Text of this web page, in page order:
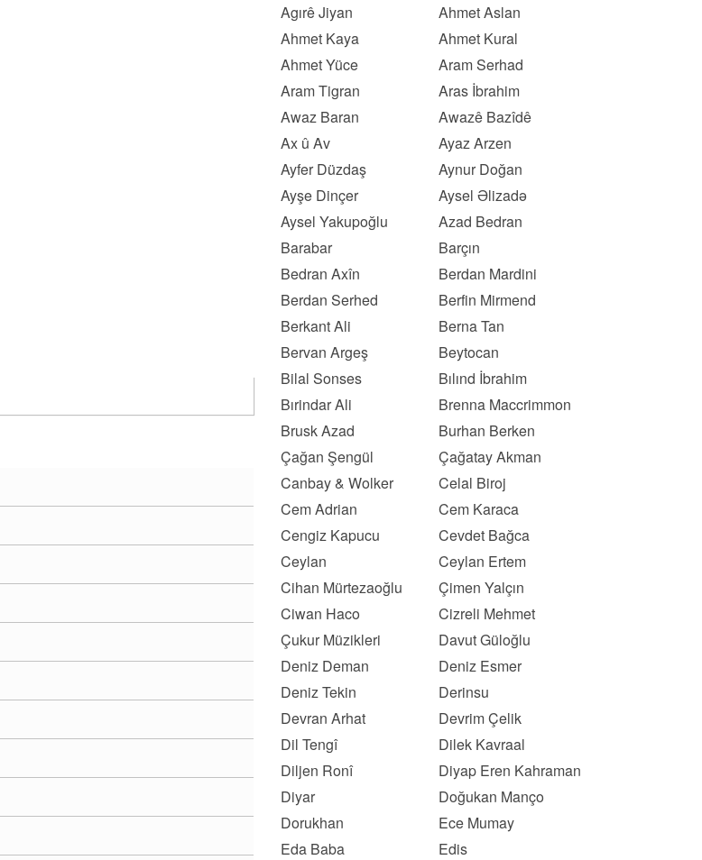
Agırê Jiyan
Ahmet Aslan
Ahmet Kaya
Ahmet Kural
Ahmet Yüce
Aram Serhad
Aram Tigran
Aras İbrahim
Awaz Baran
Awazê Bazîdê
Ax û Av
Ayaz Arzen
Ayfer Düzdaş
Aynur Doğan
Ayşe Dinçer
Aysel Əlizadə
Aysel Yakupoğlu
Azad Bedran
Barabar
Barçın
Bedran Axîn
Berdan Mardini
Berdan Serhed
Berfin Mirmend
Berkant Ali
Berna Tan
Bervan Argeş
Beytocan
Bilal Sonses
Bılınd İbrahim
Bırindar Ali
Brenna Maccrimmon
Brusk Azad
Burhan Berken
Çağan Şengül
Çağatay Akman
Canbay & Wolker
Celal Biroj
Cem Adrian
Cem Karaca
Cengiz Kapucu
Cevdet Bağca
Ceylan
Ceylan Ertem
Cihan Mürtezaoğlu
Çimen Yalçın
Ciwan Haco
Cizreli Mehmet
Çukur Müzikleri
Davut Güloğlu
Deniz Deman
Deniz Esmer
Deniz Tekin
Derinsu
Devran Arhat
Devrim Çelik
Dil Tengî
Dilek Kavraal
Diljen Ronî
Diyap Eren Kahraman
Diyar
Doğukan Manço
Dorukhan
Ece Mumay
Eda Baba
Edis